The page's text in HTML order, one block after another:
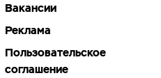
Вакансии
Реклама
Пользовательское
соглашение